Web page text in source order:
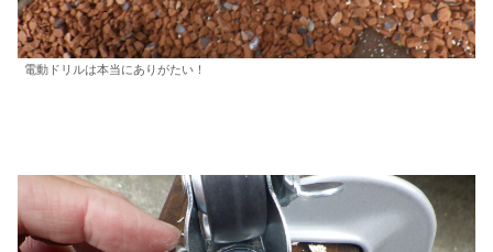
電動ドリルは本当にありがたい！